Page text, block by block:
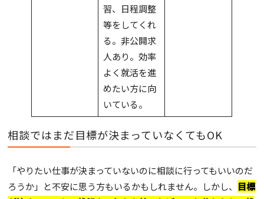
習、日程調整
等をしてくれ
る。非公開求
人あり。効率
よく就活を進
めたい方に向
いている。
相談ではまだ目標が決まっていなくてもOK
「やりたい仕事が決まっていないのに相談に行ってもいいのだ
ろうか」と不安に思う方もいるかもしれません。しかし、 目標